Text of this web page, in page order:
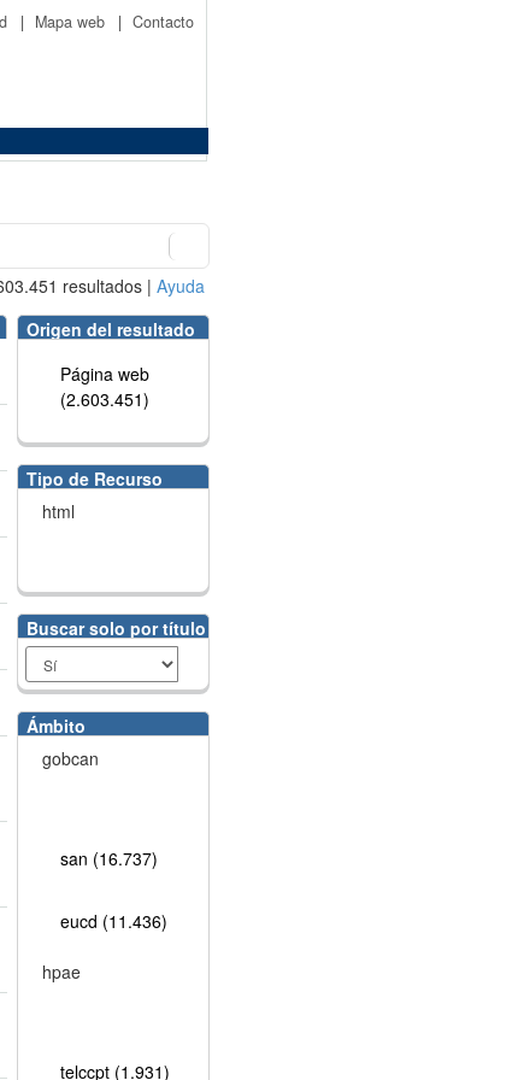
| Mapa web | Contacto
resultados | Ayuda
Origen del resultado
Página web
(2.603.451)
Tipo de Recurso
html
Buscar solo por título
Ámbito
gobcan
san (16.737)
eucd (11.436)
hpae
telccpt (1.931)